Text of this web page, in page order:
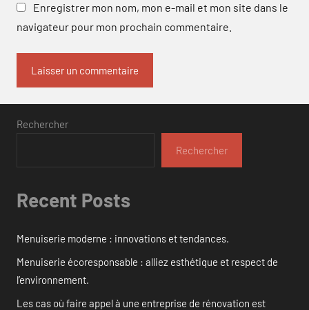
Enregistrer mon nom, mon e-mail et mon site dans le
navigateur pour mon prochain commentaire.
Rechercher
Rechercher
Recent Posts
Menuiserie moderne : innovations et tendances.
Menuiserie écoresponsable : alliez esthétique et respect de
l’environnement.
Les cas où faire appel à une entreprise de rénovation est